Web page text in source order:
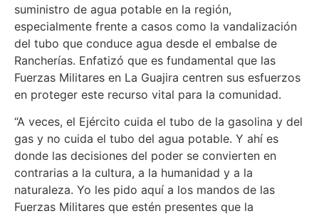
suministro de agua potable en la región,
especialmente frente a casos como la vandalización
del tubo que conduce agua desde el embalse de
Rancherías. Enfatizó que es fundamental que las
Fuerzas Militares en La Guajira centren sus esfuerzos
en proteger este recurso vital para la comunidad.
“A veces, el Ejército cuida el tubo de la gasolina y del
gas y no cuida el tubo del agua potable. Y ahí es
donde las decisiones del poder se convierten en
contrarias a la cultura, a la humanidad y a la
naturaleza. Yo les pido aquí a los mandos de las
Fuerzas Militares que estén presentes que la